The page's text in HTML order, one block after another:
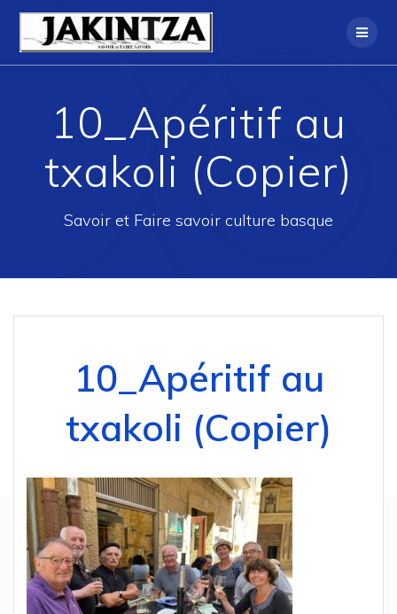
Skip
to
content
10_Apéritif au
txakoli (Copier)
Savoir et Faire savoir culture basque
10_Apéritif au
txakoli (Copier)